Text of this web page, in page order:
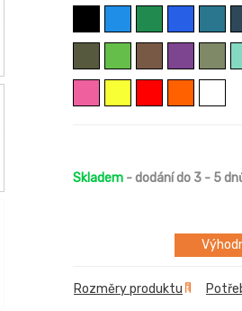
Skladem - dodání do 3 - 5
Rozměry produktu